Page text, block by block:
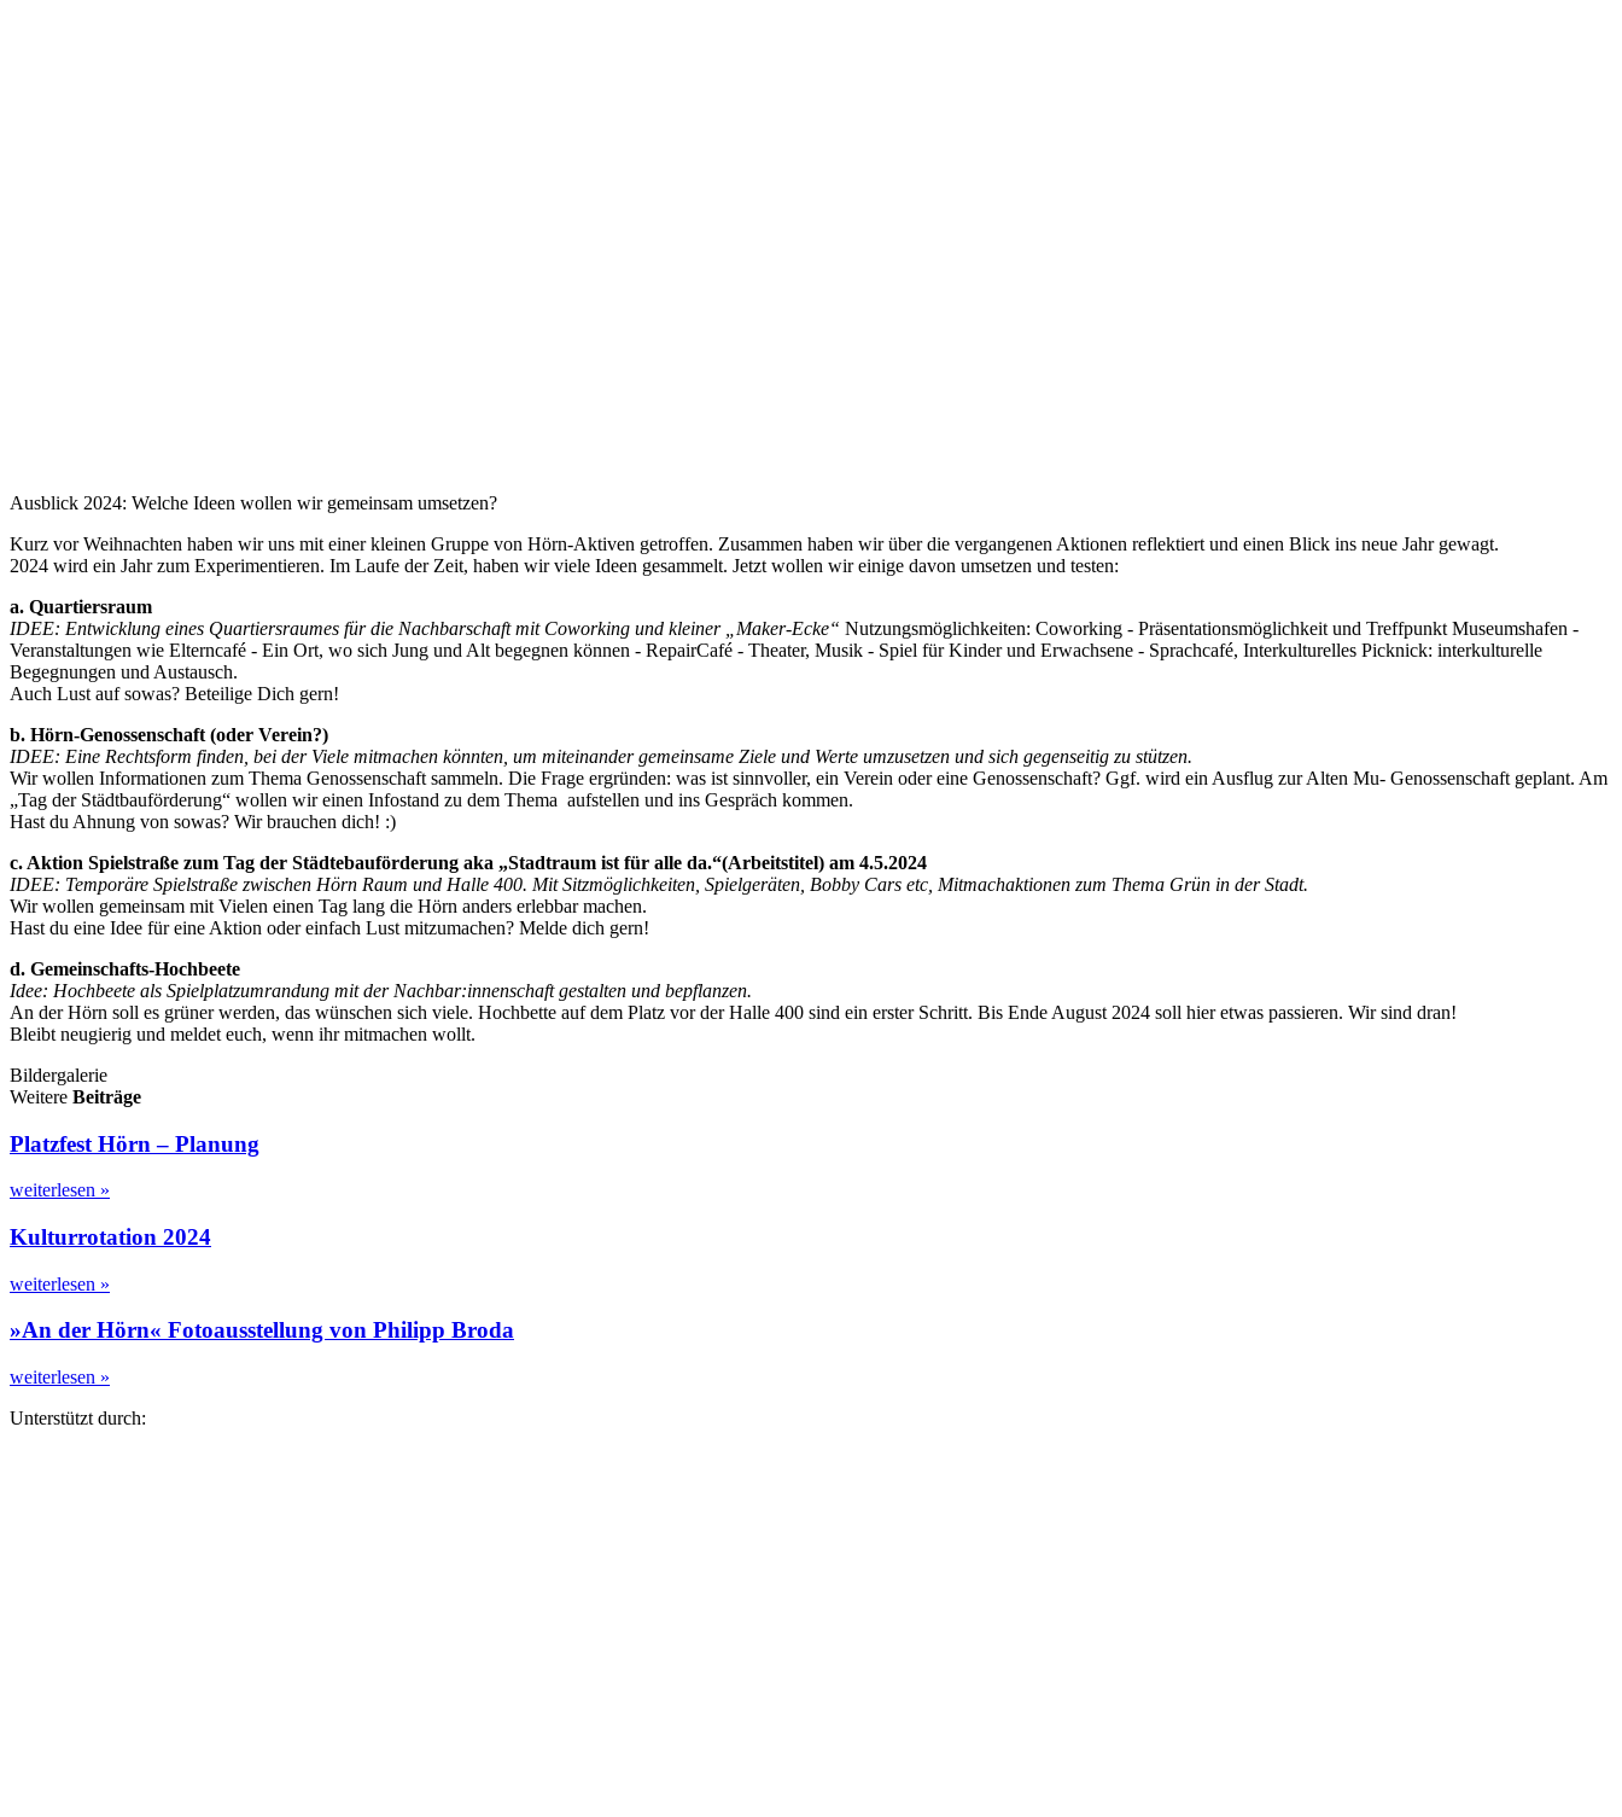
Ausblick 2024: Welche Ideen wollen wir gemeinsam umsetzen?
Kurz vor Weihnachten haben wir uns mit einer kleinen Gruppe von Hörn-Aktiven getroffen. Zusammen haben wir über die vergangenen Aktionen reflektiert und einen Blick ins neue Jahr gewagt.
2024 wird ein Jahr zum Experimentieren. Im Laufe der Zeit, haben wir viele Ideen gesammelt. Jetzt wollen wir einige davon umsetzen und testen:
a. Quartiersraum
IDEE: Entwicklung eines Quartiersraumes für die Nachbarschaft mit Coworking und kleiner „Maker-Ecke“ Nutzungsmöglichkeiten: Coworking - Präsentationsmöglichkeit und Treffpunkt Museumshafen -
Veranstaltungen wie Elterncafé - Ein Ort, wo sich Jung und Alt begegnen können - RepairCafé - Theater, Musik - Spiel für Kinder und Erwachsene - Sprachcafé, Interkulturelles Picknick: interkulturelle
Begegnungen und Austausch.
Auch Lust auf sowas? Beteilige Dich gern!
b. Hörn-Genossenschaft (oder Verein?)
IDEE: Eine Rechtsform finden, bei der Viele mitmachen könnten, um miteinander gemeinsame Ziele und Werte umzusetzen und sich gegenseitig zu stützen.
Wir wollen Informationen zum Thema Genossenschaft sammeln. Die Frage ergründen: was ist sinnvoller, ein Verein oder eine Genossenschaft? Ggf. wird ein Ausflug zur Alten Mu- Genossenschaft geplant. Am
„Tag der Städtbauförderung“ wollen wir einen Infostand zu dem Thema aufstellen und ins Gespräch kommen.
Hast du Ahnung von sowas? Wir brauchen dich! :)
c. Aktion Spielstraße zum Tag der Städtebauförderung aka „Stadtraum ist für alle da.“(Arbeitstitel) am 4.5.2024
IDEE: Temporäre Spielstraße zwischen Hörn Raum und Halle 400. Mit Sitzmöglichkeiten, Spielgeräten, Bobby Cars etc, Mitmachaktionen zum Thema Grün in der Stadt.
Wir wollen gemeinsam mit Vielen einen Tag lang die Hörn anders erlebbar machen.
Hast du eine Idee für eine Aktion oder einfach Lust mitzumachen? Melde dich gern!
d. Gemeinschafts-Hochbeete
Idee: Hochbeete als Spielplatzumrandung mit der Nachbar:innenschaft gestalten und bepflanzen.
An der Hörn soll es grüner werden, das wünschen sich viele. Hochbette auf dem Platz vor der Halle 400 sind ein erster Schritt. Bis Ende August 2024 soll hier etwas passieren. Wir sind dran!
Bleibt neugierig und meldet euch, wenn ihr mitmachen wollt.
Bildergalerie
Weitere Beiträge
Platzfest Hörn – Planung
weiterlesen »
Kulturrotation 2024
weiterlesen »
»An der Hörn« Fotoausstellung von Philipp Broda
weiterlesen »
Unterstützt durch: